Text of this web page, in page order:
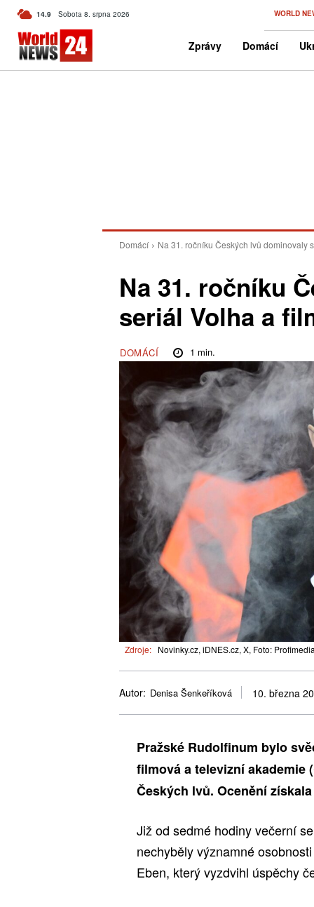
14.9 C Czech
Sobota 8. srpna 2026 WORLD
Zprávy Domácí
Domácí Na 31. ročníku Českých lvů dominovaly
Na 31. ročníku
seriál Volha a
DOMÁCÍ 1 min.
Zdroje: Novinky.cz, iDNES.cz, X, Foto: Profimedia
Autor: Denisa Šenkeříková 10. března
Pražské Rudolfinum bylo
filmová a televizní akademie
Českých lvů. Ocenění
Již od sedmé hodiny večerní
nechyběly významné
Eben, který vyzdvihl úspěchy